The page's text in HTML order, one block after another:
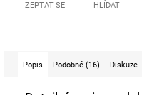
ZEPTAT SE HLÍDAT
Popis Podobné (16) Diskuze